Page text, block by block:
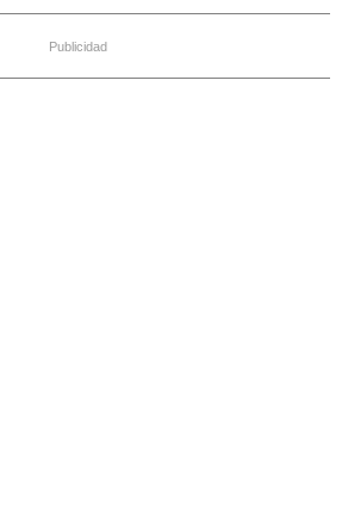
Publicidad